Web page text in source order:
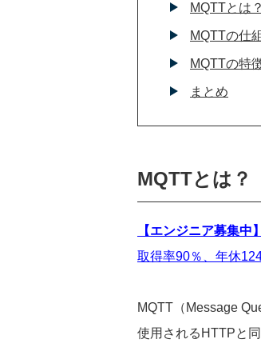
MQTTとは？
MQTTの仕
MQTTの特
まとめ
MQTTとは？
【エンジニア募集中】
取得率90％、年休
MQTT （ Message
使用される HTTPと